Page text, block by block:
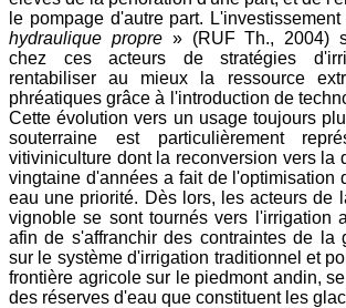
le pompage d'autre part.
hydraulique propre » (RUF Th., 2004)
chez ces acteurs de stratégies
rentabiliser au mieux la ressource
phréatiques grâce à l'introduction de
Cette évolution vers un usage toujours
souterraine est particulièrement
vitiviniculture dont la reconversion vers la
vingtaine d'années a fait de l'optimisation
eau une priorité. Dès lors, les acteurs de
vignoble se sont tournés vers l'irrigation
afin de s'affranchir des contraintes de la
sur le système d'irrigation traditionnel et
frontière agricole sur le piedmont andin,
des réserves d'eau que constituent les